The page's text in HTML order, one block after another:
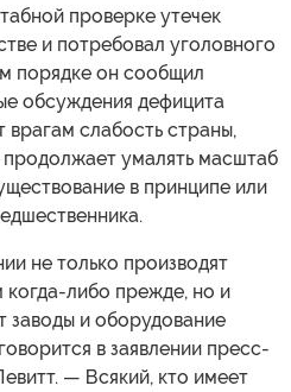
проверке утечек
и потребовал уголовного
порядке он сообщил
обсуждения дефицита
слабость страны,
умалять масштаб
в принципе или
не только производят
либо прежде, но и
заводы и оборудование
в заявлении пресс-
— Всякий, кто имеет